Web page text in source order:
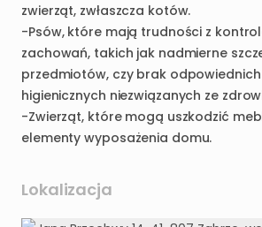
zwierząt, zwłaszcza kotów.
-Psów, które mają trudności z
zachowań, takich jak nadmierne
przedmiotów, czy brak
higienicznych niezwiązanych ze
-Zwierząt, które mogą uszkodzić
elementy wyposażenia domu.
Lokalizacja